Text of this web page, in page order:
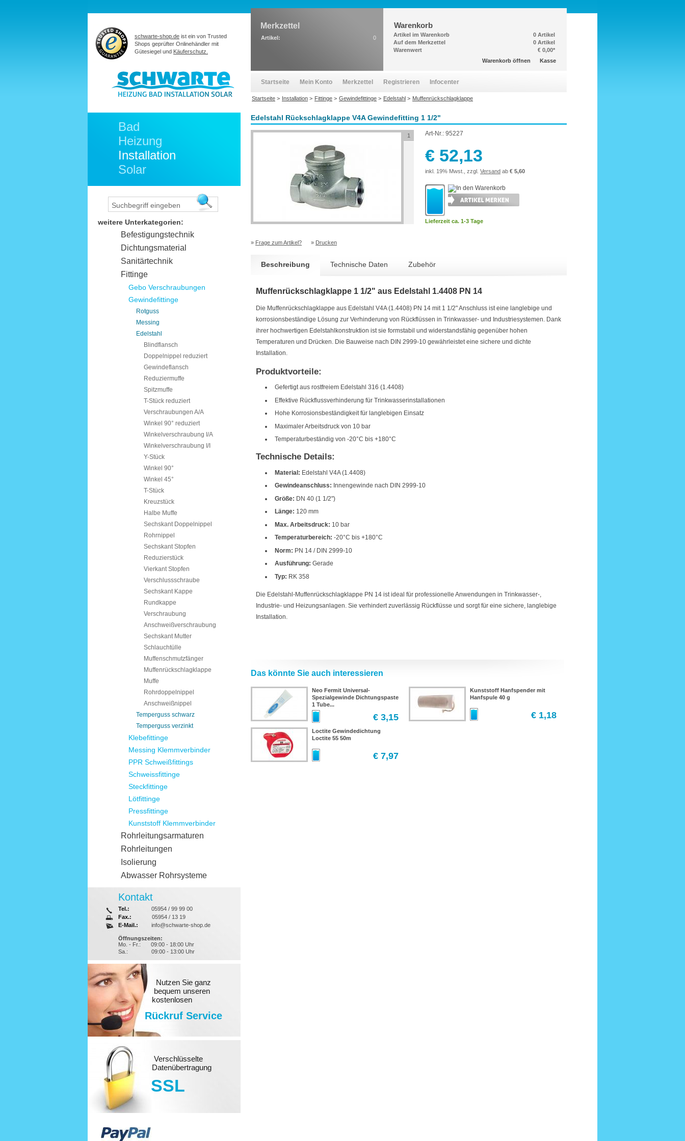
Edelstahl Rückschlagklappe V4A Gewindefitting 1 1/2"
1 Art-Nr.: 95227
€ 52,13
inkl. 19% Mwst., zzgl. Versand ab € 5,60
Lieferzeit ca. 1-3 Tage
» Frage zum Artikel? » Drucken
Beschreibung Technische Daten Zubehör
Muffenrückschlagklappe 1 1/2" aus Edelstahl 1.4408 PN 14
Die Muffenrückschlagklappe aus Edelstahl V4A (1.4408) PN 14 mit 1 1/2" Anschluss ist eine langlebige und
korrosionsbeständige Lösung zur Verhinderung von Rückflüssen in Trinkwasser- und Industriesystemen. Dank
ihrer hochwertigen Edelstahlkonstruktion ist sie formstabil und widerstandsfähig gegenüber hohen
Temperaturen und Drücken. Die Bauweise nach DIN 2999-10 gewährleistet eine sichere und dichte
Installation.
Produktvorteile:
Gefertigt aus rostfreiem Edelstahl 316 (1.4408)
Effektive Rückflussverhinderung für Trinkwasserinstallationen
Hohe Korrosionsbeständigkeit für langlebigen Einsatz
Maximaler Arbeitsdruck von 10 bar
Temperaturbeständig von -20°C bis +180°C
Technische Details:
Material: Edelstahl V4A (1.4408)
Gewindeanschluss: Innengewinde nach DIN 2999-10
Größe: DN 40 (1 1/2")
Länge: 120 mm
Max. Arbeitsdruck: 10 bar
Temperaturbereich: -20°C bis +180°C
Norm: PN 14 / DIN 2999-10
Ausführung: Gerade
Typ: RK 358
Die Edelstahl-Muffenrückschlagklappe PN 14 ist ideal für professionelle Anwendungen in Trinkwasser-,
Industrie- und Heizungsanlagen. Sie verhindert zuverlässig Rückflüsse und sorgt für eine sichere, langlebige
Installation.
Das könnte Sie auch interessieren
Neo Fermit Universal-
Spezialgewinde Dichtungspaste
1 Tube...
€ 3,15
Kunststoff Hanfspender mit
Hanfspule 40 g
€ 1,18
Loctite Gewindedichtung
Loctite 55 50m
€ 7,97
Bad
Heizung
Installation
Solar
weitere Unterkategorien:
Befestigungstechnik
Dichtungsmaterial
Sanitärtechnik
Fittinge
Gebo Verschraubungen
Gewindefittinge
Rotguss
Messing
Edelstahl
Blindflansch
Doppelnippel reduziert
Gewindeflansch
Reduziermuffe
Spitzmuffe
T-Stück reduziert
Verschraubungen A/A
Winkel 90° reduziert
Winkelverschraubung I/A
Winkelverschraubung I/I
Y-Stück
Winkel 90°
Winkel 45°
T-Stück
Kreuzstück
Halbe Muffe
Sechskant Doppelnippel
Rohrnippel
Sechskant Stopfen
Reduzierstück
Vierkant Stopfen
Verschlussschraube
Sechskant Kappe
Rundkappe
Verschraubung
Anschweißverschraubung
Sechskant Mutter
Schlauchtülle
Muffenschmutzfänger
Muffenrückschlagklappe
Muffe
Rohrdoppelnippel
Anschweißnippel
Temperguss schwarz
Temperguss verzinkt
Klebefittinge
Messing Klemmverbinder
PPR Schweißfittings
Schweissfittinge
Steckfittinge
Lötfittinge
Pressfittinge
Kunststoff Klemmverbinder
Rohrleitungsarmaturen
Rohrleitungen
Isolierung
Abwasser Rohrsysteme
Kontakt
Tel.:
05954 / 99 99 00
Fax.:
05954 / 13 19
E-Mail.:
info@schwarte-shop.de
Öffnungszeiten:
Mo. - Fr.:
09:00 - 18:00 Uhr
Sa.:
09:00 - 13:00 Uhr
Nutzen Sie ganz
bequem unseren
kostenlosen
Rückruf Service
Verschlüsselte
Datenübertragung
SSL
schwarte-shop.de ist ein von Trusted
Shops geprüfter Onlinehändler mit
Gütesiegel und Käuferschutz.
Merkzettel
Artikel: 0
Warenkorb
Artikel im Warenkorb
0 Artikel
Auf dem Merkzettel
0 Artikel
Warenwert
€ 0,00*
Warenkorb öffnen
Kasse
Startseite Mein Konto Merkzettel Registrieren Infocenter
Startseite > Installation > Fittinge > Gewindefittinge > Edelstahl > Muffenrückschlagklappe